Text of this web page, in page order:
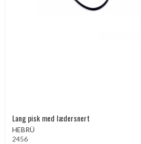
Lang pisk med lædersnert
HEBRÜ
2456